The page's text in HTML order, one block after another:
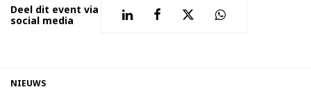
Deel dit event via
social media
NIEUWS